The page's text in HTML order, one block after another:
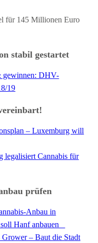
für 145 Millionen Euro
stabil gestartet
gewinnen: DHV-
19
– Luxemburg will
legalisiert Cannabis für
prüfen
Anbau in
Hanf anbauen
– Baut die Stadt